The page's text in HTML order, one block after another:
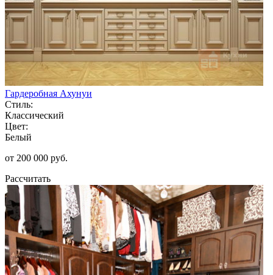
Гардеробная Ахунуи
Стиль:
Классический
Цвет:
Белый
от 200 000 руб.
Рассчитать